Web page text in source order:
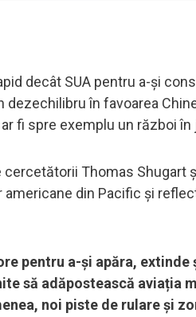
decât SUA pentru a-și
în favoarea
fi spre exemplu un război în
Thomas Shugart
din Pacific și
pentru a-și apăra,
să adăpostească aviația
noi piste de rulare și